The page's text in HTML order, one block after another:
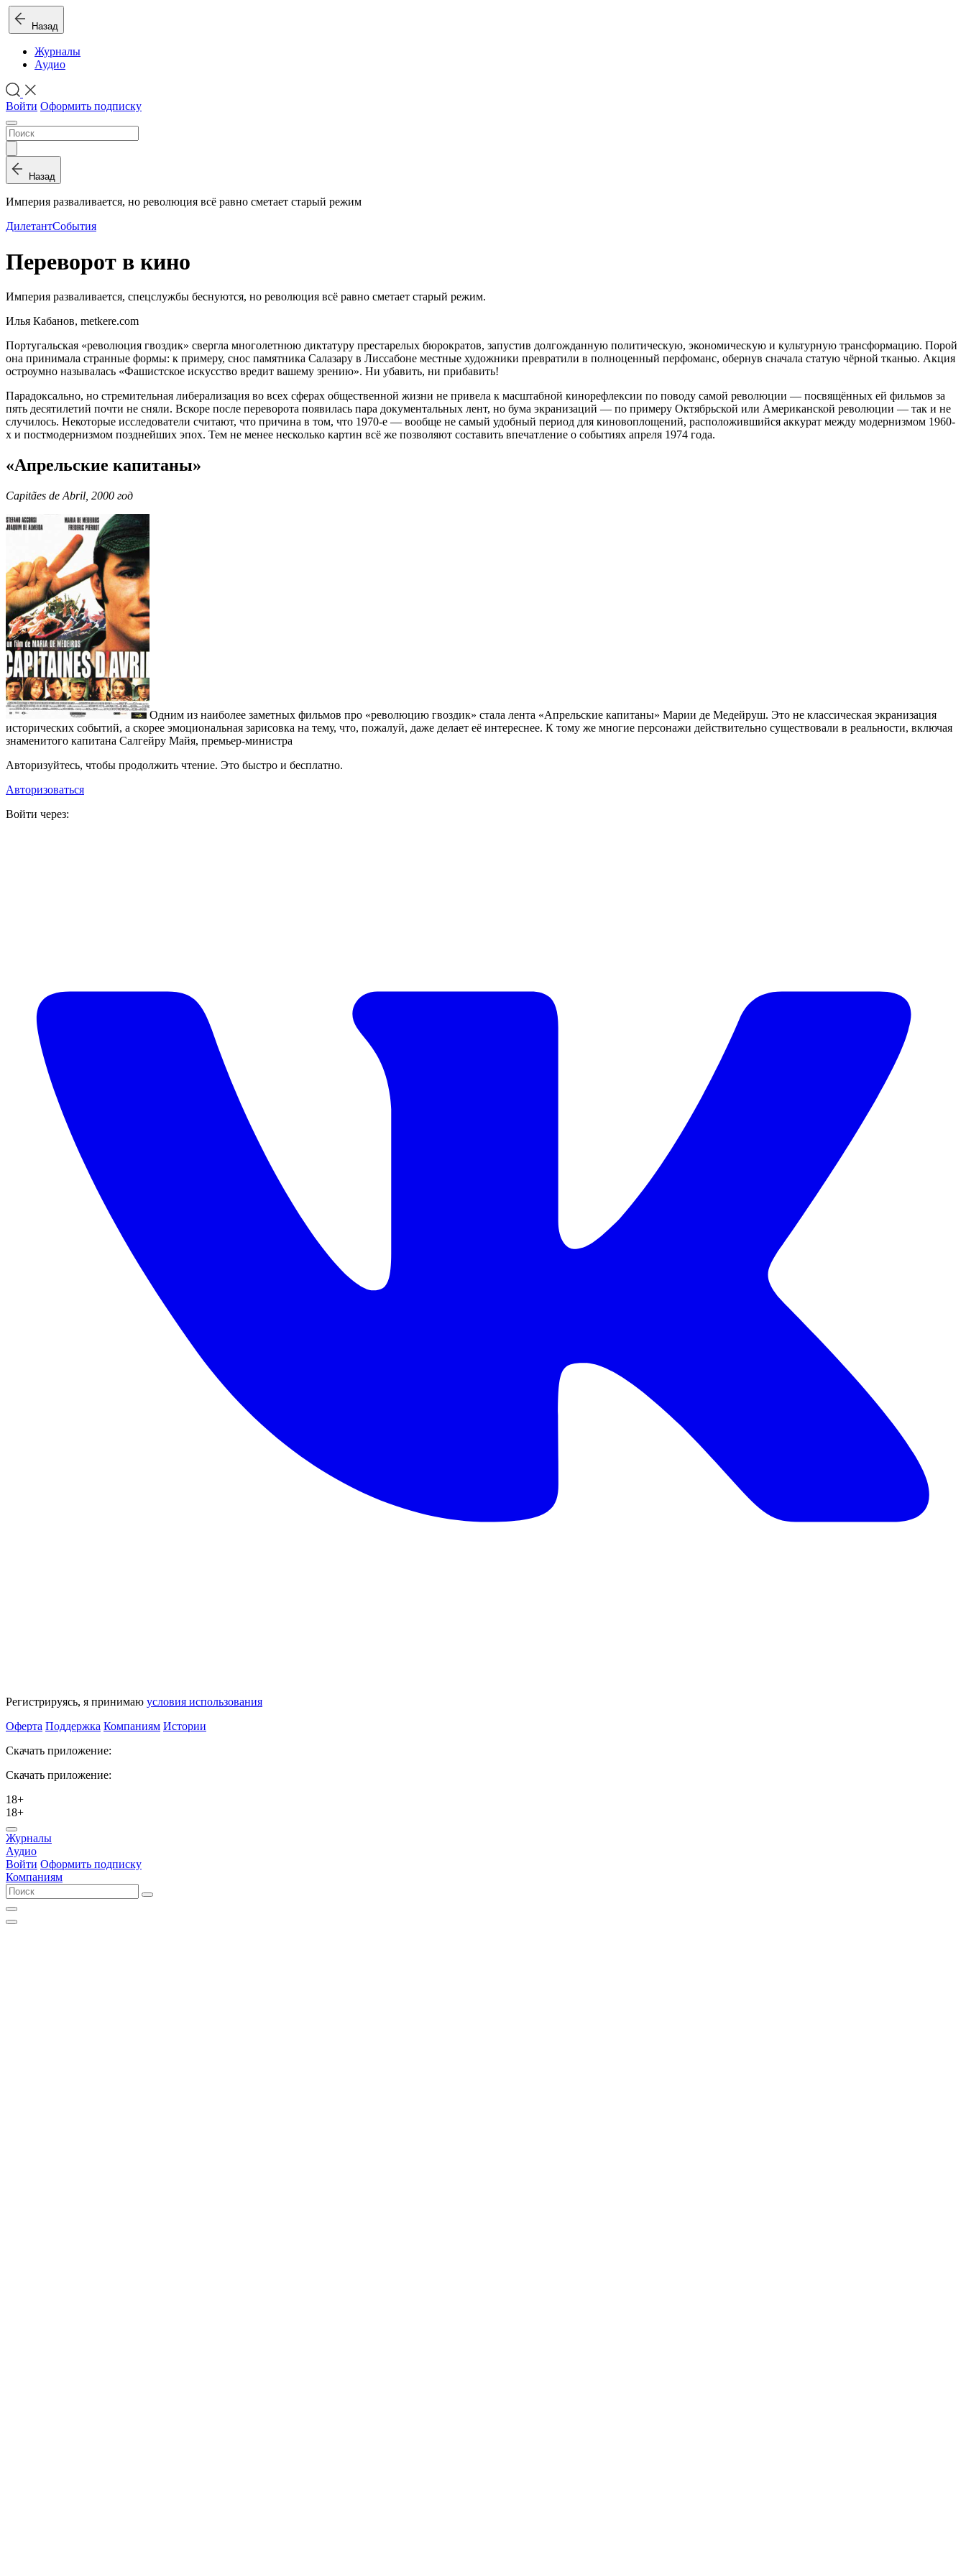
Назад
Журналы
Аудио
Войти Оформить подписку
Назад
Империя разваливается, но революция всё равно сметает старый режим
ДилетантСобытия
Переворот в кино
Империя разваливается, спецслужбы беснуются, но революция всё равно сметает старый режим.
Илья Кабанов, metkere.com
Португальская «революция гвоздик» свергла многолетнюю диктатуру престарелых бюрократов, запустив долгожданную политическую, экономическую и культурную трансформацию. Порой
она принимала странные формы: к примеру, снос памятника Салазару в Лиссабоне местные художники превратили в полноценный перфоманс, обернув сначала статую чёрной тканью. Акция
остроумно называлась «Фашистское искусство вредит вашему зрению». Ни убавить, ни прибавить!
Парадоксально, но стремительная либерализация во всех сферах общественной жизни не привела к масштабной кинорефлексии по поводу самой революции — посвящённых ей фильмов за
пять десятилетий почти не сняли. Вскоре после переворота появилась пара документальных лент, но бума экранизаций — по примеру Октябрьской или Американской революции — так и не
случилось. Некоторые исследователи считают, что причина в том, что 1970-е — вообще не самый удобный период для киновоплощений, расположившийся аккурат между модернизмом 1960-
х и постмодернизмом позднейших эпох. Тем не менее несколько картин всё же позволяют составить впечатление о событиях апреля 1974 года.
«Апрельские капитаны»
Capitães de Abril, 2000 год
Одним из наиболее заметных фильмов про «революцию гвоздик» стала лента «Апрельские капитаны» Марии де Медейруш. Это не классическая экранизация
исторических событий, а скорее эмоциональная зарисовка на тему, что, пожалуй, даже делает её интереснее. К тому же многие персонажи действительно существовали в реальности, включая
знаменитого капитана Салгейру Майя, премьер-министра
Авторизуйтесь, чтобы продолжить чтение. Это быстро и бесплатно.
Авторизоваться
Войти через:
Регистрируясь, я принимаю условия использования
Оферта Поддержка Компаниям Истории
Скачать приложение:
Скачать приложение:
18+
18+
Журналы
Аудио
Войти Оформить подписку
Компаниям